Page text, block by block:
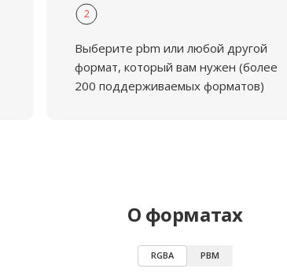
2
Выберите pbm или любой другой
формат, который вам нужен (более
200 поддерживаемых форматов)
О форматах
RGBA PBM